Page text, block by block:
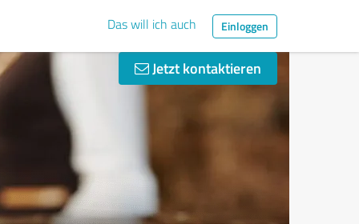
Das will ich auch Einloggen
Jetzt kontaktieren